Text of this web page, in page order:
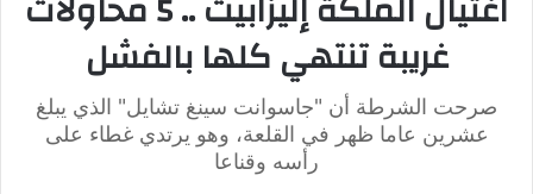
غريبة تنتهي كلها بالفشل
صرحت الشرطة أن "جاسوانت سينغ تشايل" الذي يبلغ
عشرين عاما ظهر في القلعة، وهو يرتدي غطاء على
رأسه وقناعا